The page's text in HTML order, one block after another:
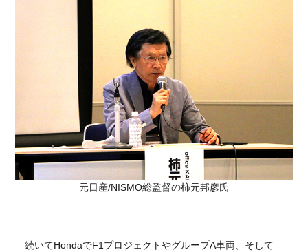
元日産/NISMO総監督の柿元邦彦氏
続いてHondaでF1プロジェクトやグループA車両、そして